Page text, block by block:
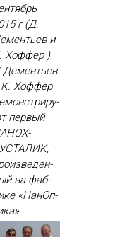
г (Д.
и
Хоффер )
К. Хоф­фер
пер­вый
на фаб­
«На­нОп­